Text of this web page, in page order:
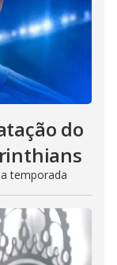
do
temporada